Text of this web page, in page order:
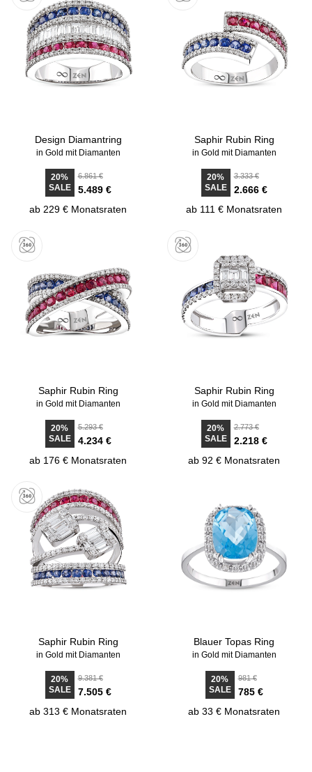
Design Diamantring
in Gold mit Diamanten
20%
SALE
6.861 €
5.489 €
ab 229 € Monatsraten
Saphir Rubin Ring
in Gold mit Diamanten
20%
SALE
3.333 €
2.666 €
ab 111 € Monatsraten
Saphir Rubin Ring
in Gold mit Diamanten
20%
SALE
5.293 €
4.234 €
ab 176 € Monatsraten
Saphir Rubin Ring
in Gold mit Diamanten
20%
SALE
2.773 €
2.218 €
ab 92 € Monatsraten
Saphir Rubin Ring
in Gold mit Diamanten
20%
SALE
9.381 €
7.505 €
ab 313 € Monatsraten
Blauer Topas Ring
in Gold mit Diamanten
20%
SALE
981 €
785 €
ab 33 € Monatsraten